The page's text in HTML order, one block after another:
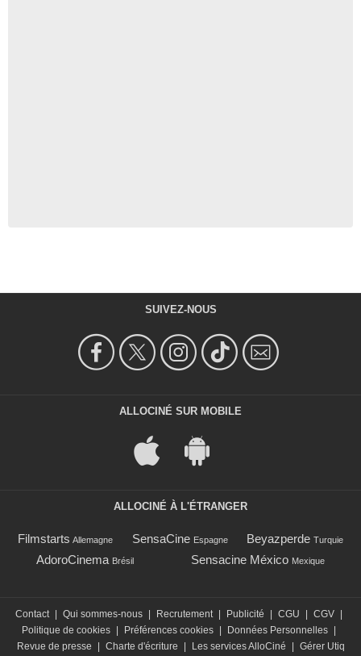
SUIVEZ-NOUS
ALLOCINÉ SUR MOBILE
ALLOCINÉ À L'ÉTRANGER
Filmstarts Allemagne SensaCine Espagne Beyazperde Turquie
AdoroCinema Brésil Sensacine México Mexique
Contact | Qui sommes-nous | Recrutement | Publicité | CGU | CGV |
Politique de cookies | Préférences cookies | Données Personnelles |
Revue de presse
| Charte d'écriture | Les services AlloCiné | Gérer Utiq